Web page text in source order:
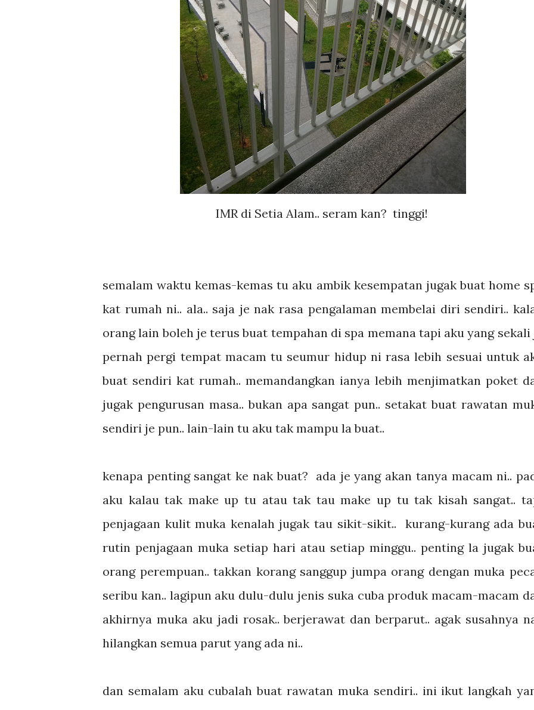
IMR di Setia Alam.. seram kan? tinggi!
semalam waktu kemas-kemas tu aku ambik kesempatan jugak buat home
kat rumah ni.. ala.. saja je nak rasa pengalaman membelai diri sendiri..
orang lain boleh je terus buat tempahan di spa memana tapi aku yang sekali
pernah pergi tempat macam tu seumur hidup ni rasa lebih sesuai untuk
buat sendiri kat rumah.. memandangkan ianya lebih menjimatkan poket
jugak pengurusan masa.. bukan apa sangat pun.. setakat buat rawatan
sendiri je pun.. lain-lain tu aku tak mampu la buat..
kenapa penting sangat ke nak buat? ada je yang akan tanya macam ni..
aku kalau tak make up tu atau tak tau make up tu tak kisah sangat..
penjagaan kulit muka kenalah jugak tau sikit-sikit.. kurang-kurang ada
rutin penjagaan muka setiap hari atau setiap minggu.. penting la jugak
orang perempuan.. takkan korang sanggup jumpa orang dengan muka
seribu kan.. lagipun aku dulu-dulu jenis suka cuba produk macam-macam
akhirnya muka aku jadi rosak.. berjerawat dan berparut.. agak susahnya
hilangkan semua parut yang ada ni..
dan semalam aku cubalah buat rawatan muka sendiri.. ini ikut langkah